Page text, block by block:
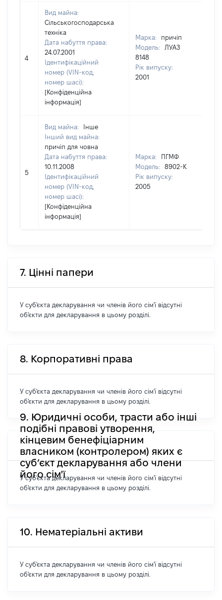
4
Вид майна:
Сільськогосподарська
техніка
Дата набуття права:
24.07.2001
Ідентифікаційний
номер (VIN-код,
номер шасі):
[Конфіденційна
інформація]
Марка:
причіп
Модель:
ЛУАЗ
8148
Рік випуску:
2001
5
Вид майна:
Інше
Інший вид майна:
причіп для човна
Дата набуття права:
10.11.2008
Ідентифікаційний
номер (VIN-код,
номер шасі):
[Конфіденційна
інформація]
Марка:
ПГМФ
Модель:
8902-К
Рік випуску:
2005
7. Цінні папери
У суб'єкта декларування чи членів його сім'ї відсутні
об'єкти для декларування в цьому розділі.
8. Корпоративні права
У суб'єкта декларування чи членів його сім'ї відсутні
об'єкти для декларування в цьому розділі.
9. Юридичні особи, трасти або інші
подібні правові утворення,
кінцевим бенефіціарним
власником (контролером) яких є
суб’єкт декларування або члени
його сім'ї
У суб'єкта декларування чи членів його сім'ї відсутні
об'єкти для декларування в цьому розділі.
10. Нематеріальні активи
У суб'єкта декларування чи членів його сім'ї відсутні
об'єкти для декларування в цьому розділі.